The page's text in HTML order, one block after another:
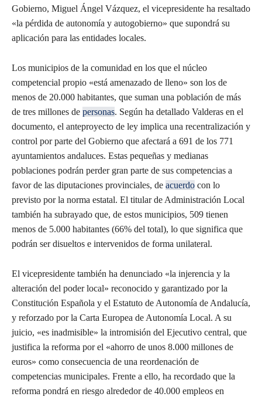
Gobierno, Miguel Ángel Vázquez, el vicepresidente ha resaltado
«la pérdida de autonomía y autogobierno» que supondrá su
aplicación para las entidades locales.
Los municipios de la comunidad en los que el núcleo
competencial propio «está amenazado de lleno» son los de
menos de 20.000 habitantes, que suman una población de más
de tres millones de personas. Según ha detallado Valderas en el
documento, el anteproyecto de ley implica una recentralización y
control por parte del Gobierno que afectará a 691 de los 771
ayuntamientos andaluces. Estas pequeñas y medianas
poblaciones podrán perder gran parte de sus competencias a
favor de las diputaciones provinciales, de acuerdo con lo
previsto por la norma estatal. El titular de Administración Local
también ha subrayado que, de estos municipios, 509 tienen
menos de 5.000 habitantes (66% del total), lo que significa que
podrán ser disueltos e intervenidos de forma unilateral.
El vicepresidente también ha denunciado «la injerencia y la
alteración del poder local» reconocido y garantizado por la
Constitución Española y el Estatuto de Autonomía de Andalucía,
y reforzado por la Carta Europea de Autonomía Local. A su
juicio, «es inadmisible» la intromisión del Ejecutivo central, que
justifica la reforma por el «ahorro de unos 8.000 millones de
euros» como consecuencia de una reordenación de
competencias municipales. Frente a ello, ha recordado que la
reforma pondrá en riesgo alrededor de 40.000 empleos en